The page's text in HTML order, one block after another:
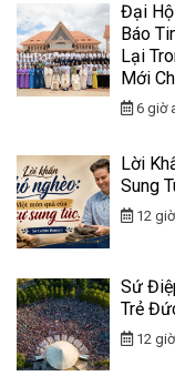
Đại
Báo
Lại
Mới
6 giờ
Lời
Sung
12
Sứ
Trẻ
12